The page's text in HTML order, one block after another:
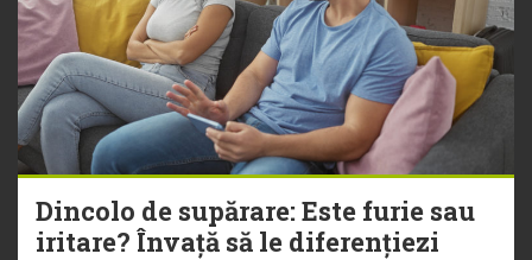
Dincolo de supărare: Este furie sau
iritare? Învață să le diferențiezi